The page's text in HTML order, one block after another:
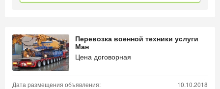
Перевозка военной техники услуги
Ман
Цена договорная
Дата размещения объявления: 10.10.2018